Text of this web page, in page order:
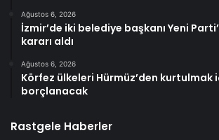
Ağustos 6, 2026
İzmir’de iki belediye başkanı Yeni
kararı aldı
Ağustos 6, 2026
Körfez ülkeleri Hürmüz’den kurtulmak
borçlanacak
Rastgele Haberler